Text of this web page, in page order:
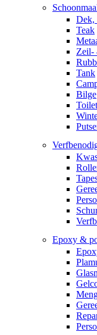
Dek,
Teak
Zeil-
Tank
Bilge
Toilet
Epoxy &